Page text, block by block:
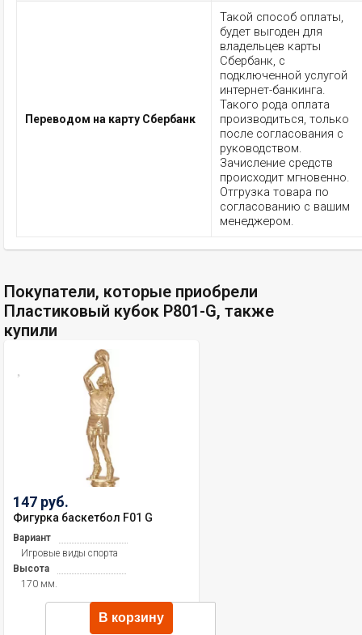
Переводом на карту Сбербанк
Такой способ оплаты,
будет выгоден для
владельцев карты
Сбербанк, с
подключенной услугой
интернет-банкинга.
Такого рода оплата
производиться, только
после согласования с
руководством.
Зачисление средств
происходит мгновенно.
Отгрузка товара по
согласованию с вашим
менеджером.
Покупатели, которые приобрели
Пластиковый кубок P801-G, также
купили
147 руб.
Фигурка баскетбол F01 G
Вариант
Игровые виды спорта
Высота
170 мм.
В корзину